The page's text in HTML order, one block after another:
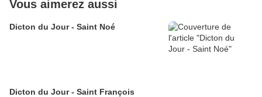
Vous aimerez aussi
Dicton du Jour - Saint Noé
Dicton du Jour - Saint François